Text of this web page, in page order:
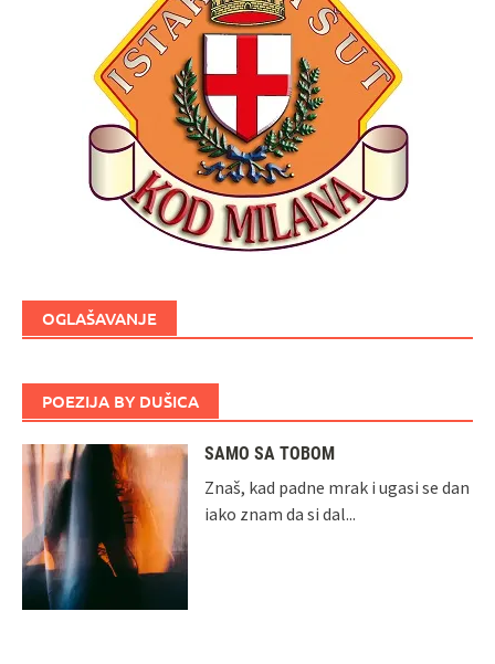
OGLAŠAVANJE
POEZIJA BY DUŠICA
SAMO SA TOBOM
Znaš, kad padne mrak i ugasi se dan
iako znam da si dal...